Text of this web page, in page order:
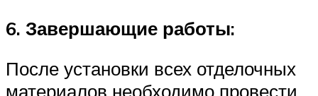
6. Завершающие работы:
После установки всех отделочных
материалов необходимо провести